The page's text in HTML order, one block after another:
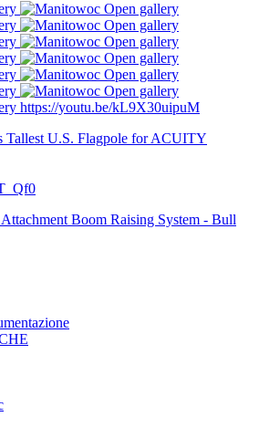
Open gallery
Open gallery
Open gallery
Open gallery
Open gallery
Open gallery
https://youtu.be/kL9X30uipuM
Tallest U.S. Flagpole for ACUITY
Boom Raising System - Bull